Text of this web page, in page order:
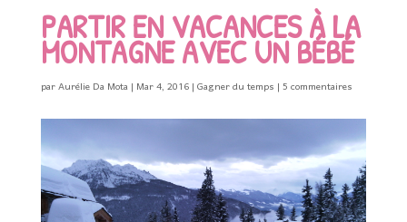
PARTIR EN VACANCES À LA
MONTAGNE AVEC UN BÉBÉ
parAurélie Da Mota| Mar 4, 2016|Gagner du temps |5 commentaires